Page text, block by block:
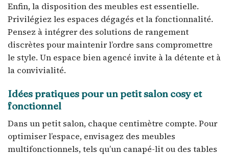
Enfin, la disposition des meubles est essentielle.
Privilégiez les espaces dégagés et la fonctionnalité.
Pensez à intégrer des solutions de rangement
discrètes pour maintenir l’ordre sans compromettre
le style. Un espace bien agencé invite à la détente et à
la convivialité.
Idées pratiques pour un petit salon cosy et
fonctionnel
Dans un petit salon, chaque centimètre compte. Pour
optimiser l’espace, envisagez des meubles
multifonctionnels, tels qu’un canapé-lit ou des tables